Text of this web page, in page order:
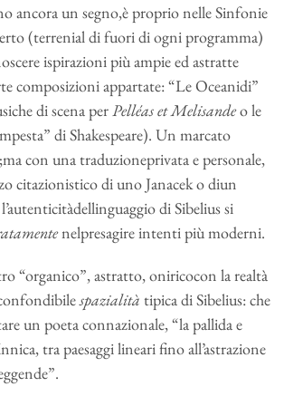
ancora un segno,è proprio nelle Sinfonie
(terrenial di fuori di ogni programma)
ispirazioni più ampie ed astratte
composizioni appartate: “Le Oceanidi”
di scena perPelléas et Melisandeo le
di Shakespeare). Un marcato
con una traduzioneprivata e personale,
citazionistico di uno Janacek o diun
di Sibelius si
nelpresagire intenti più moderni.
“organico”, astratto, oniricocon la realtà
spazialità tipica di Sibelius: che
un poeta connazionale, “la pallida e
tra paesaggi lineari fino all’astrazione